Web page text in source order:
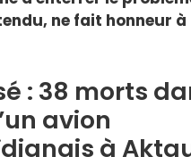
ne fait honneur à
: 38 morts
avion
à